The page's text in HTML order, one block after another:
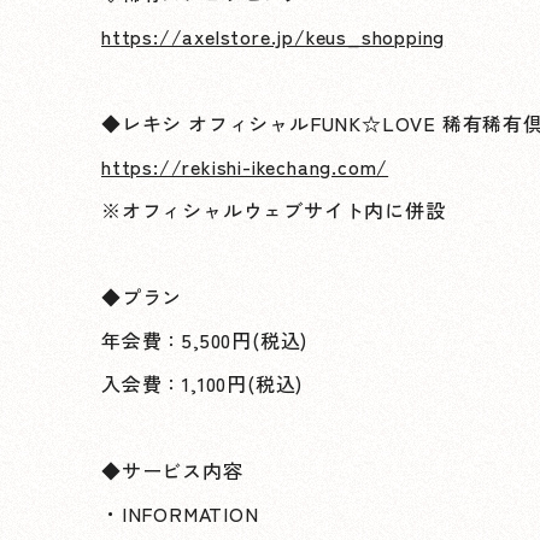
https://axelstore.jp/keus_shopping
◆レキシ オフィシャルFUNK☆LOVE 稀有稀有
https://rekishi-ikechang.com/
※オフィシャルウェブサイト内に併設
◆プラン
年会費：5,500円(税込)
入会費：1,100円(税込)
◆サービス内容
・INFORMATION